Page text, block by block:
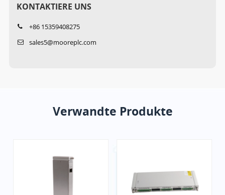
KONTAKTIERE UNS
+86 15359408275
sales5@mooreplc.com
Verwandte Produkte